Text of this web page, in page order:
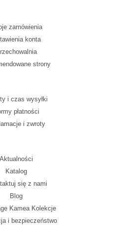
zamówienia
konta
strony
i czas wysyłki
płatności
i zwroty
Aktualności
Katalog
się z nami
Blog
Kamea Kolekcje
i bezpieczeństwo